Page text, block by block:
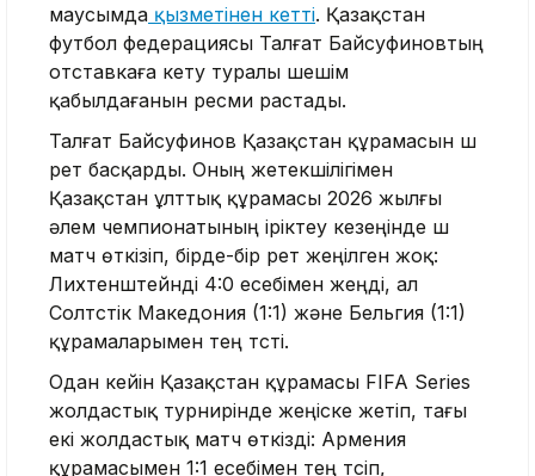
маусымда қызметінен кетті. Қазақстан
футбол федерациясы Талғат Байсуфиновтың
отставкаға кету туралы шешім
қабылдағанын ресми растады.
Талғат Байсуфинов Қазақстан құрамасын үш
рет басқарды. Оның жетекшілігімен
Қазақстан ұлттық құрамасы 2026 жылғы
әлем чемпионатының іріктеу кезеңінде үш
матч өткізіп, бірде-бір рет жеңілген жоқ:
Лихтенштейнді 4:0 есебімен жеңді, ал
Солтүстік Македония (1:1) және Бельгия (1:1)
құрамаларымен тең түсті.
Одан кейін Қазақстан құрамасы FIFA Series
жолдастық турнирінде жеңіске жетіп, тағы
екі жолдастық матч өткізді: Армения
құрамасымен 1:1 есебімен тең түсіп,